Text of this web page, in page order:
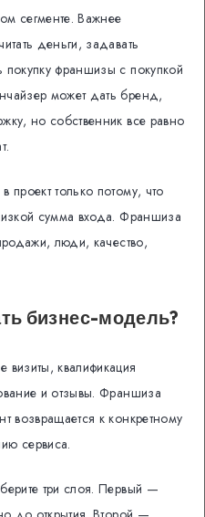
сегменте. Важнее
деньги, задавать
франшизы с покупкой
может дать бренд,
но собственник все равно
только потому, что
сумма входа. Франшиза
люди, качество,
бизнес-модель?
квалификация
и отзывы. Франшиза
возвращается к конкретному
сервиса.
три слоя. Первый —